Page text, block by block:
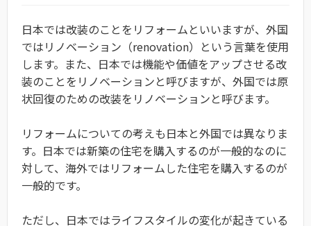
日本では改装のことをリフォームといいますが、外国
ではリノベーション（renovation）という言葉を使用
します。また、日本では機能や価値をアップさせる改
装のことをリノベーションと呼びますが、外国では原
状回復のための改装をリノベーションと呼びます。
リフォームについての考えも日本と外国では異なりま
す。日本では新築の住宅を購入するのが一般的なのに
対して、海外ではリフォームした住宅を購入するのが
一般的です。
ただし、日本ではライフスタイルの変化が起きている